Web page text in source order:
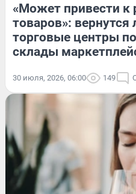
«Может привести к
товаров»: вернутся
торговые центры
склады
30 июля, 2026, 06:00 149